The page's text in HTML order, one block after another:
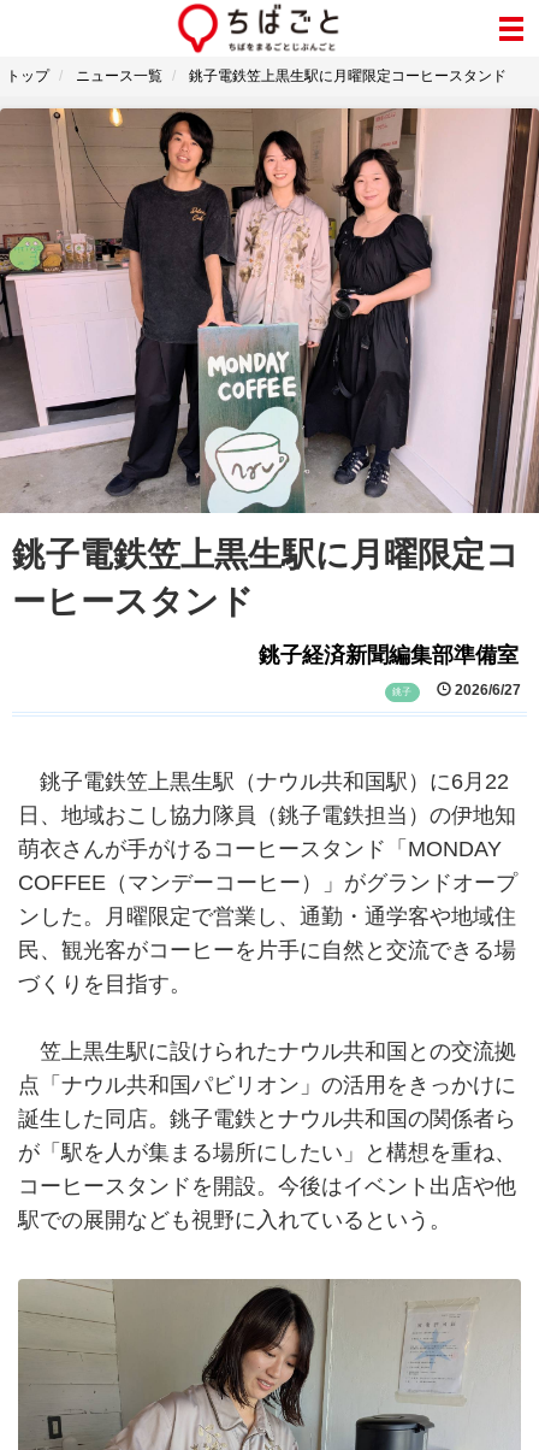
トップ ニュース一覧 銚子電鉄笠上黒生駅に月曜限定コーヒースタンド
銚子電鉄笠上黒生駅に月曜限定コ
ーヒースタンド
銚子経済新聞編集部準備室
銚子 2026/6/27
銚子電鉄笠上黒生駅（ナウル共和国駅）に6月22
日、地域おこし協力隊員（銚子電鉄担当）の伊地知
萌衣さんが手がけるコーヒースタンド「MONDAY
COFFEE（マンデーコーヒー）」がグランドオープ
ンした。月曜限定で営業し、通勤・通学客や地域住
民、観光客がコーヒーを片手に自然と交流できる場
づくりを目指す。
笠上黒生駅に設けられたナウル共和国との交流拠
点「ナウル共和国パビリオン」の活用をきっかけに
誕生した同店。銚子電鉄とナウル共和国の関係者ら
が「駅を人が集まる場所にしたい」と構想を重ね、
コーヒースタンドを開設。今後はイベント出店や他
駅での展開なども視野に入れているという。